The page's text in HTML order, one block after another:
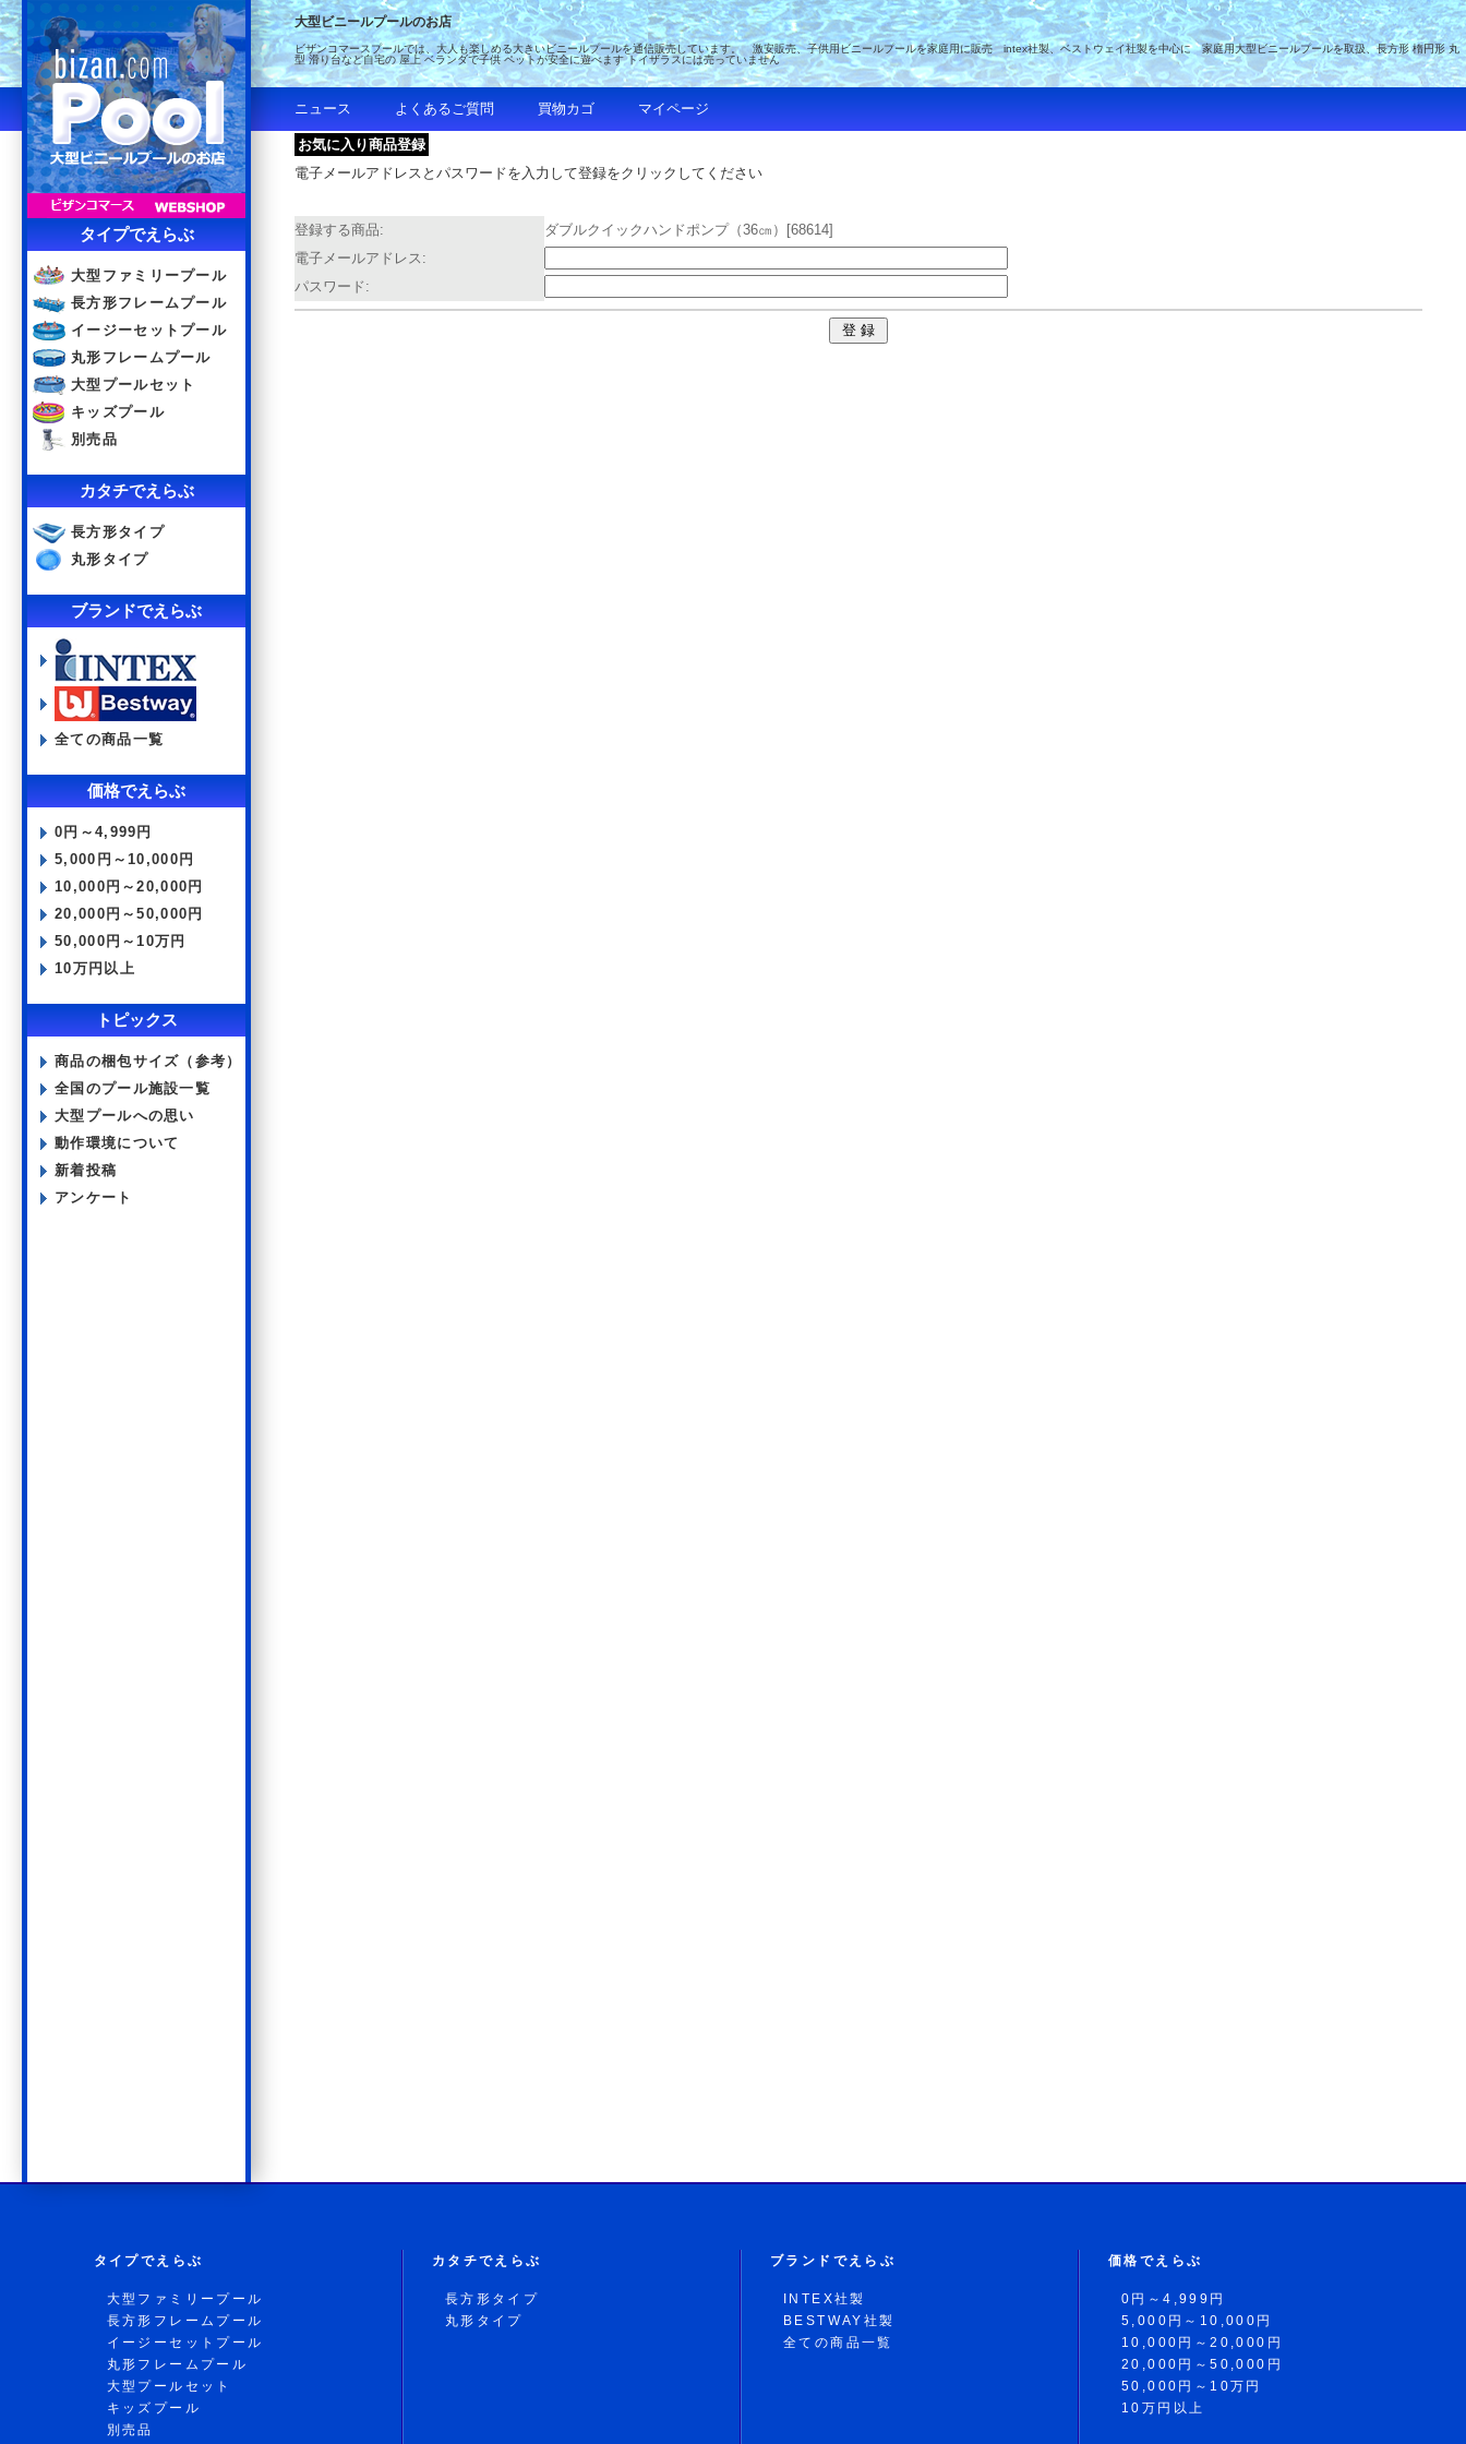
タイプでえらぶ
大型ファミリープール
長方形フレームプール
イージーセットプール
丸形フレームプール
大型プールセット
キッズプール
別売品
カタチでえらぶ
長方形タイプ
丸形タイプ
ブランドでえらぶ
全ての商品一覧
価格でえらぶ
0円～4,999円
5,000円～10,000円
10,000円～20,000円
20,000円～50,000円
50,000円～10万円
10万円以上
トピックス
商品の梱包サイズ（参考）
全国のプール施設一覧
大型プールへの思い
動作環境について
新着投稿
アンケート
大型ビニールプールのお店
ビザンコマースプールでは、大人も楽しめる大きいビニールプールを通信販売しています。 激安販売、子供用ビニールプールを家庭用に販売 intex社製、ベストウェイ社製を中心に 家庭用大型ビニールプールを取扱、長方形 楕円形 丸
型 滑り台など自宅の 屋上 ベランダで子供 ペットが安全に遊べます トイザラスには売っていません
ニュース よくあるご質問 買物カゴ マイページ
お気に入り商品登録
電子メールアドレスとパスワードを入力して登録をクリックしてください
登録する商品:
ダブルクイックハンドポンプ（36㎝）[68614]
電子メールアドレス:
パスワード:
タイプでえらぶ
大型ファミリープール
長方形フレームプール
イージーセットプール
丸形フレームプール
大型プールセット
キッズプール
別売品
カタチでえらぶ
長方形タイプ
丸形タイプ
ブランドでえらぶ
INTEX社製
BESTWAY社製
全ての商品一覧
価格でえらぶ
0円～4,999円
5,000円～10,000円
10,000円～20,000円
20,000円～50,000円
50,000円～10万円
10万円以上